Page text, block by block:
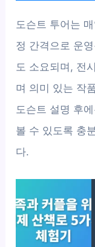
도슨트 투어는
정 간격으로 운
도 소요되며, 전
며 의미 있는 작
도슨트 설명 후
볼 수 있도록 충
다.